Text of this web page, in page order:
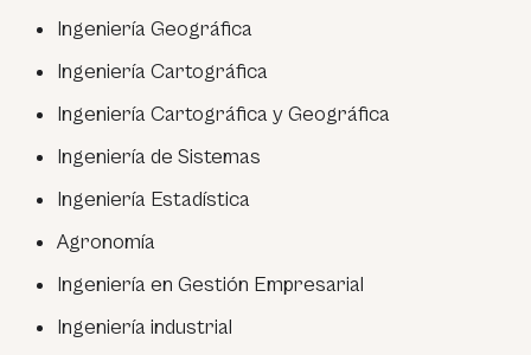
Ingeniería Geográfica
Ingeniería Cartográfica
Ingeniería Cartográfica y Geográfica
Ingeniería de Sistemas
Ingeniería Estadística
Agronomía
Ingeniería en Gestión Empresarial
Ingeniería industrial